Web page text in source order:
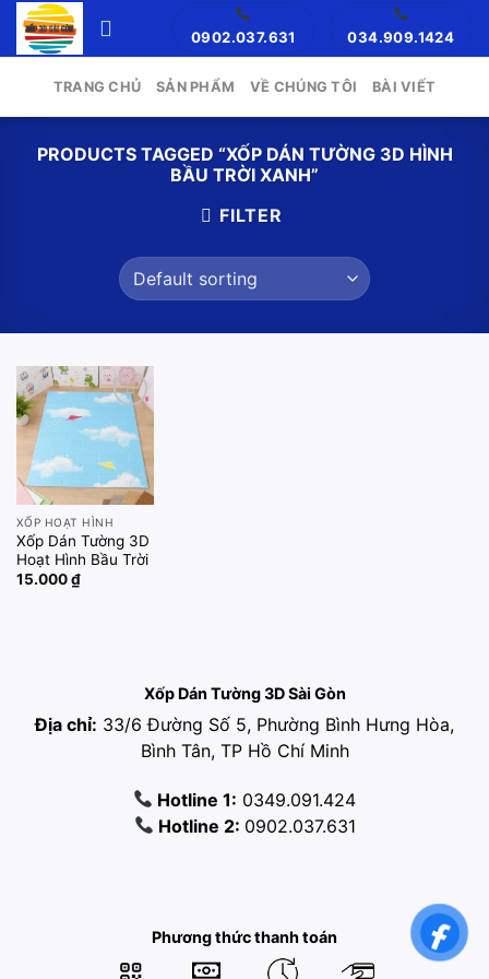
Skip
0902.037.631 034.909.1424
TRANG CHỦ SẢN PHẨM VỀ CHÚNG TÔI BÀI VIẾT
PRODUCTS TAGGED “XỐP DÁN TƯỜNG 3D HÌNH
BẦU TRỜI XANH”
FILTER
Add to
wishlist
XỐP HOẠT HÌNH
Xốp Dán Tường 3D
Hoạt Hình Bầu Trời
15.000₫
Xốp Dán Tường 3D Sài Gòn
Địa chỉ: 33/6 Đường Số 5, Phường Bình Hưng Hòa,
Bình Tân, TP Hồ Chí Minh
Hotline 1: 0349.091.424
Hotline 2: 0902.037.631
Phương thức thanh toán